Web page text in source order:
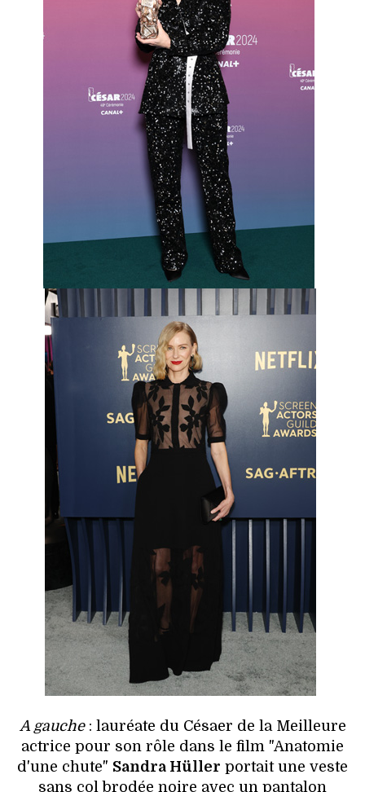
A gauche: lauréate du Césaer de la Meilleure
actrice pour son rôle dans le film "Anatomie
d'une chute" Sandra Hüller portait une veste
sans col brodée noire avec un pantalon